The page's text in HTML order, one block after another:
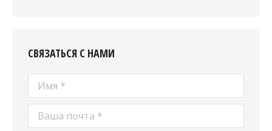
СВЯЗАТЬСЯ С НАМИ
Имя *
Ваша почта *